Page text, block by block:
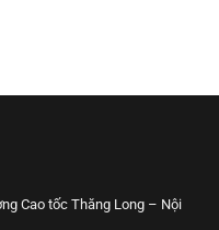
Cao tốc Thăng Long – Nội